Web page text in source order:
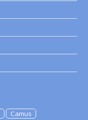
Camus